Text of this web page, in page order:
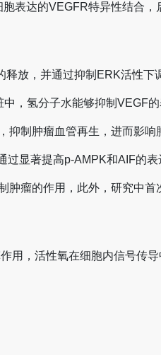
表达的VEGFR特异性结合
放，并通过抑制ERK活性下
，氢分子水能够抑制VEGF
制肿瘤血管再生，进而影
显著提高p-AMPK和AIF的
瘤的作用，此外，研究中
用，活性氧在细胞内信号传